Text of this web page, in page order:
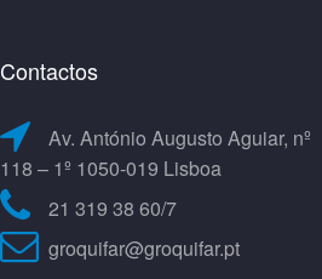
Contactos
Av. António Augusto Aguiar, nº
118 – 1º 1050-019 Lisboa
21 319 38 60/7
groquifar@groquifar.pt